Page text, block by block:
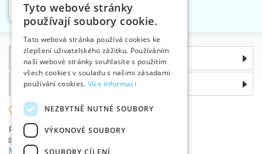
11 Vložit do košíku
Informace
Proč si zvolit právě nás
585 051 217
Plzeňská 868, 783 91 Uničov, Česká republika
Položit dotaz
Máte problémy s přihlášením ?
ENGLISH
GERMAN
Tyto webové stránky
používají soubory cookie.
Tato webová stránka používá cookies ke
zlepšení uživatelského zážitku. Používáním
naší webové stránky souhlasíte s použitím
všech cookies v souladu s našimi zásadami
používání cookies. Více informací
NEZBYTNĚ NUTNÉ SOUBORY
VÝKONOVÉ SOUBORY
SOUBORY CÍLENÍ